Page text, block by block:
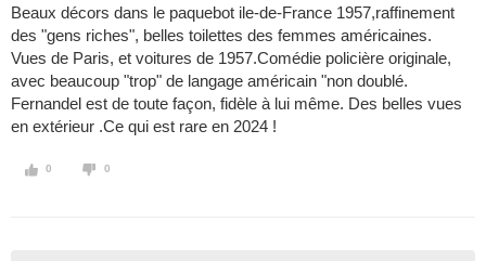
Beaux décors dans le paquebot ile-de-France 1957,raffinement
des "gens riches", belles toilettes des femmes américaines.
Vues de Paris, et voitures de 1957.Comédie policière originale,
avec beaucoup "trop" de langage américain "non doublé.
Fernandel est de toute façon, fidèle à lui même. Des belles vues
en extérieur .Ce qui est rare en 2024 !
0 0